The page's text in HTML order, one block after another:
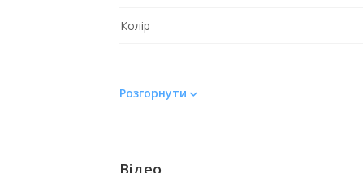
Колір
Розгорнути
Відео